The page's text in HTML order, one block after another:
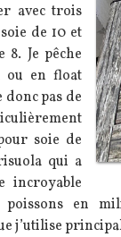
avec trois
de 10 et
Je pêche
ou en float
pas de
soie de
qui a
incroyable
en
j’utilise